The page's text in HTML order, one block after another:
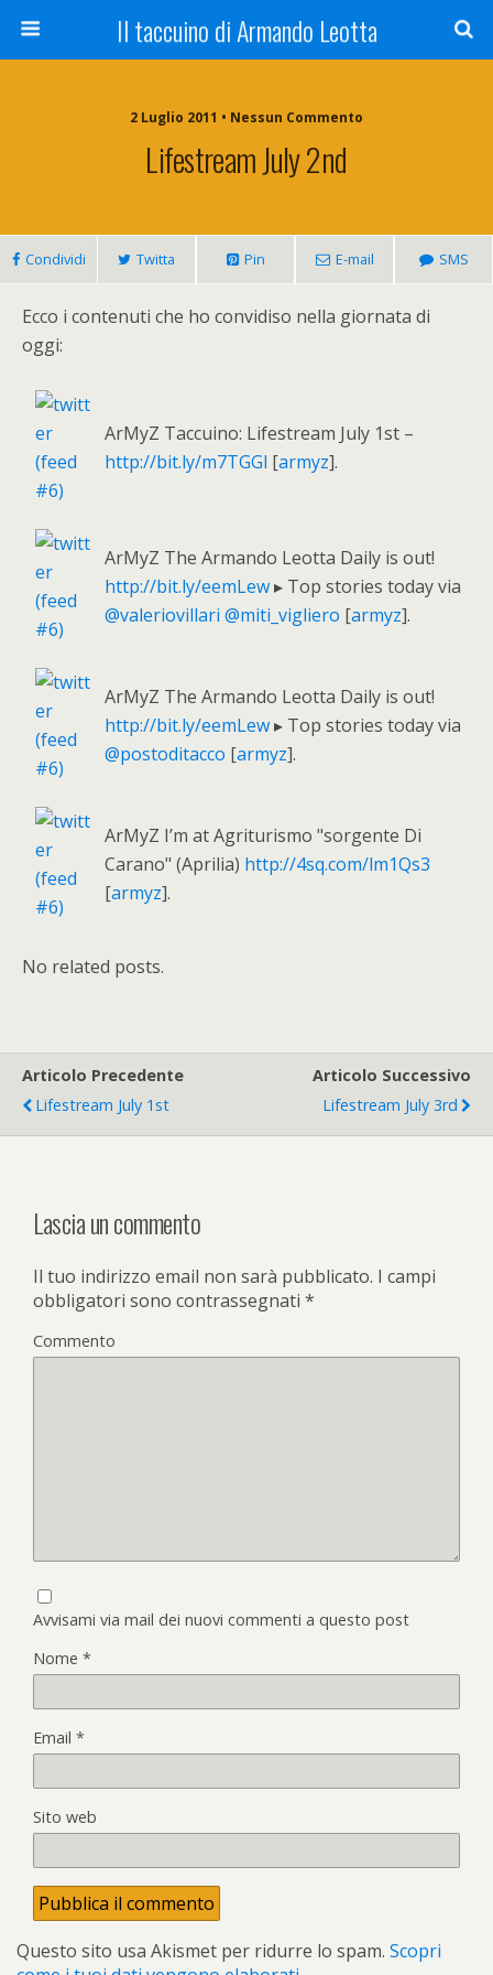
Il taccuino di Armando Leotta
2 Luglio 2011 • Nessun Commento
Lifestream July 2nd
Condividi Twitta Pin E-mail SMS
Ecco i contenuti che ho convidiso nella giornata di
oggi:
ArMyZ Taccuino: Lifestream July 1st –
http://bit.ly/m7TGGl [armyz].
ArMyZ The Armando Leotta Daily is out!
http://bit.ly/eemLew▸ Top stories today via
@valeriovillari @miti_vigliero [armyz].
ArMyZ The Armando Leotta Daily is out!
http://bit.ly/eemLew▸ Top stories today via
@postoditacco [armyz].
ArMyZ I’m at Agriturismo "sorgente Di
Carano" (Aprilia) http://4sq.com/lm1Qs3
[armyz].
No related posts.
Articolo Precedente
Lifestream July 1st
Articolo Successivo
Lifestream July 3rd
Lascia un commento
Il tuo indirizzo email non sarà pubblicato. I campi
obbligatori sono contrassegnati *
Commento
Avvisami via mail dei nuovi commenti a questo post
Nome *
Email *
Sito web
Questo sito usa Akismet per ridurre lo spam. Scopri